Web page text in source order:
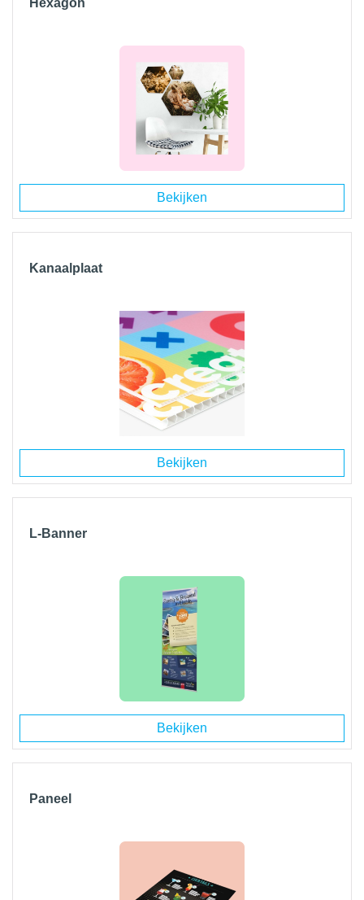
Hexagon
Bekijken
Kanaalplaat
Bekijken
L-Banner
Bekijken
Paneel